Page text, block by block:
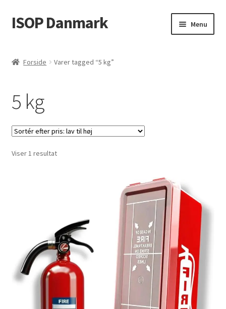
Spring
til
Spring
til
ISOP Danmark Menu
Rednings- og overlevelsessæt
Engros
Artikler
Forside Varer tagged “5 kg”
5 kg
Viser 1 resultat